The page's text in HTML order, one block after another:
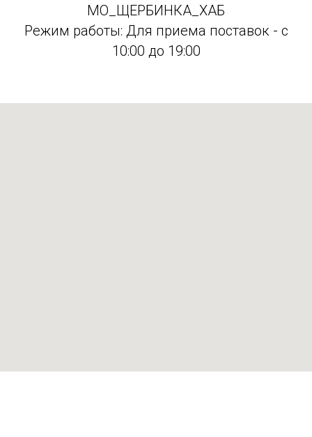
МО_ЩЕРБИНКА_ХАБ
Режим работы: Для приема поставок - с
10:00 до 19:00